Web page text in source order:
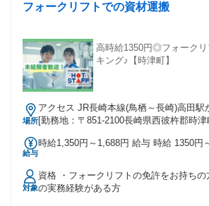
資格OK ＊経験者歓迎／ブランクOK ＊フ
フォークリフトでの資材運搬
高時給1350円◎フォークリ
キング♪【時津町】
場所
アクセス JR長崎本線(鳥栖～長崎)高田駅
停（徒歩3分） 時津中学校前バス停（徒歩8分） 公共
[勤務地：〒851-2100長崎県西彼杵郡時津
給与
時給1,350円～1,688円 給与 時給 1350
です★ 交通費：交通費支給
対象
資格 ・フォークリフトの免許をお持ちの
の実務経験がある方